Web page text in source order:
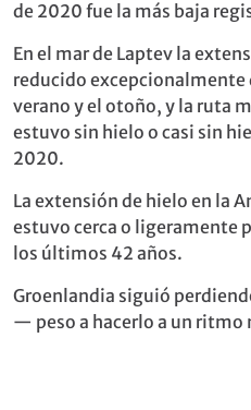
de 2020 fue la más baja
En el mar de Laptev la
reducido
verano y el otoño, y la ruta
estuvo sin hielo o casi sin
2020.
La extensión de hielo en la
estuvo cerca o ligeramente
los últimos 42 años.
Groenlandia siguió
— peso a hacerlo a un ritmo